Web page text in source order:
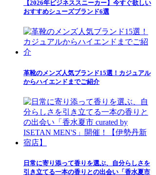
【2026年ビジネススニーカー】今すぐ欲しい
おすすめシューズブランド6選
革靴のメンズ人気ブランド15選！カジュアル
からハイエンドまでご紹介
日常に寄り添って香りを選ぶ、自分らしさを
引き立てる一本の香りとの出会い「香水夏市